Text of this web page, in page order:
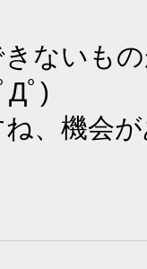
ないも
Дﾟ)
、機会